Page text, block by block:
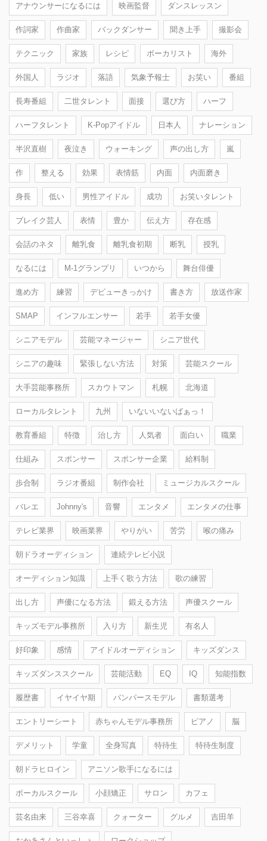
アナウンサーになるには 映画監督 ダンスレッスン
作詞家 作曲家 バックダンサー 聞き上手 撮影会
テクニック 家族 レシピ ボーカリスト 海外
外国人 ラジオ 落語 気象予報士 お笑い 番組
長寿番組 二世タレント 面接 選び方 ハーフ
ハーフタレント K-Popアイドル 日本人 ナレーション
半沢直樹 夜泣き ウォーキング 声の出し方 嵐
作 整える 効果 表情筋 内面 内面磨き
身長 低い 男性アイドル 成功 お笑いタレント
ブレイク芸人 表情 豊か 伝え方 存在感
会話のネタ 離乳食 離乳食初期 断乳 授乳
なるには M-1グランプリ いつから 舞台俳優
進め方 練習 デビューきっかけ 書き方 放送作家
SMAP インフルエンサー 若手 若手女優
シニアモデル 芸能マネージャー シニア世代
シニアの趣味 緊張しない方法 対策 芸能スクール
大手芸能事務所 スカウトマン 札幌 北海道
ローカルタレント 九州 いないいないばぁっ！
教育番組 特徴 治し方 人気者 面白い 職業
仕組み スポンサー スポンサー企業 給料制
歩合制 ラジオ番組 制作会社 ミュージカルスクール
バレエ Johnny's 音響 エンタメ エンタメの仕事
テレビ業界 映画業界 やりがい 苦労 喉の痛み
朝ドラオーディション 連続テレビ小説
オーディション知識 上手く歌う方法 歌の練習
出し方 声優になる方法 鍛える方法 声優スクール
キッズモデル事務所 入り方 新生児 有名人
好印象 感情 アイドルオーディション キッズダンス
キッズダンススクール 芸能活動 EQ IQ 知能指数
履歴書 イヤイヤ期 パンパースモデル 書類選考
エントリーシート 赤ちゃんモデル事務所 ピアノ 脳
デメリット 学童 全身写真 特待生 特待生制度
朝ドラヒロイン アニソン歌手になるには
ボーカルスクール 小顔矯正 サロン カフェ
芸名由来 三谷幸喜 クォーター グルメ 吉田羊